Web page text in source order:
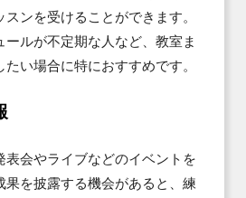
ンを受けることができます。
ルが不定期な人など、教室ま
い場合に特におすすめです。
表会やライブなどのイベントを
果を披露する機会があると、練